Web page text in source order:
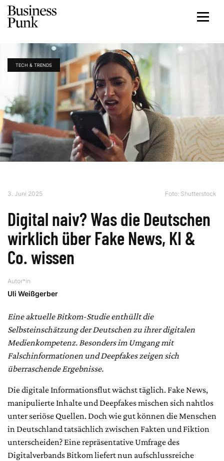
TECH & TRENDS
3. Juni 2025 Foto: Shutterstock
Digital naiv? Was die Deutschen
wirklich über Fake News, KI &
Co. wissen
Autor*in
Uli Weißgerber
Eine aktuelle Bitkom-Studie enthüllt die
Selbsteinschätzung der Deutschen zu ihrer digitalen
Medienkompetenz. Besonders im Umgang mit
Falschinformationen und Deepfakes zeigen sich
überraschende Ergebnisse.
Die digitale Informationsflut wächst täglich. Fake News,
manipulierte Inhalte und Deepfakes mischen sich nahtlos
unter seriöse Quellen. Doch wie gut können die Menschen
in Deutschland tatsächlich zwischen Fakten und Fiktion
unterscheiden? Eine repräsentative Umfrage des
Digitalverbands Bitkom liefert nun aufschlussreiche